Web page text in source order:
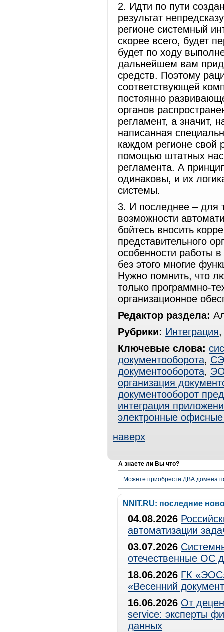
2. Идти по пути
результат
регионе системный
скорее всего, будет
будет по ходу
дальнейшем вам
средств. Поэтому
соответствующей
постоянно
органов
регламент, а значит,
написанная
каждом регионе свой
помощью штатных
регламента. А
одинаковы, и их
системы.
3. И последнее – для
возможности
бойтесь вносить
представительного
особенности работы
без этого многие
Нужно помнить, что
только программно-
организационное
Редактор раздела:
Рубрики: Интеграция
Ключевые слова:
документооборота,
документооборота,
организация
документооборот
интеграция
электронные
наверх
А знаете ли Вы что?
Можете приобрести ДВА домена
NNIT.RU: последние
04.08.2026
автоматизации
03.07.2026
отечественные ОС
18.06.2026 ГК
«Весенний
16.06.2026 От
service: эксперты
данных